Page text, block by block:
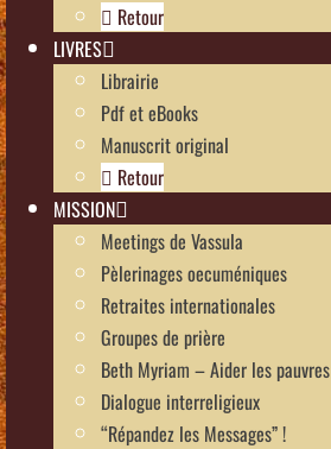
Retour
LIVRES
Librairie
Pdf et eBooks
Manuscrit original
Retour
MISSION
Meetings de Vassula
Pèlerinages oecuméniques
Retraites internationales
Groupes de prière
Beth Myriam – Aider les pauvres
Dialogue interreligieux
“Répandez les Messages” !